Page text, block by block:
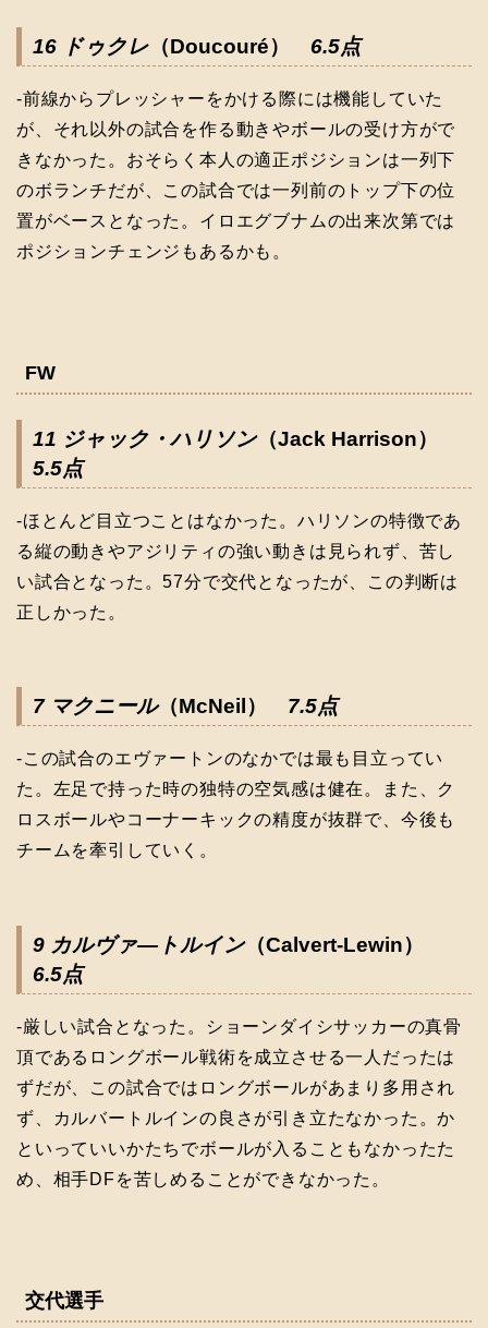
16 ドゥクレ （Doucouré） 6.5点
-前線からプレッシャーをかける際には機能していた
が、それ以外の試合を作る動きやボールの受け方がで
きなかった。おそらく本人の適正ポジションは一列下
のボランチだが、この試合では一列前のトップ下の位
置がベースとなった。イロエグブナムの出来次第では
ポジションチェンジもあるかも。
FW
11 ジャック・ハリソン（Jack Harrison）
5.5点
-ほとんど目立つことはなかった。ハリソンの特徴であ
る縦の動きやアジリティの強い動きは見られず、苦し
い試合となった。57分で交代となったが、この判断は
正しかった。
7 マクニール（McNeil） 7.5点
-この試合のエヴァートンのなかでは最も目立ってい
た。左足で持った時の独特の空気感は健在。また、ク
ロスボールやコーナーキックの精度が抜群で、今後も
チームを牽引していく。
9 カルヴァ―トルイン（Calvert-Lewin）
6.5点
-厳しい試合となった。ショーンダイシサッカーの真骨
頂であるロングボール戦術を成立させる一人だったは
ずだが、この試合ではロングボールがあまり多用され
ず、カルバートルインの良さが引き立たなかった。か
といっていいかたちでボールが入ることもなかったた
め、相手DFを苦しめることができなかった。
交代選手